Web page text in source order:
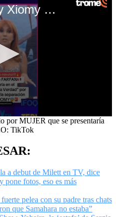
TROME - Farfán y Xiomy habrían terminado por MUJER que se presentaría en ‘El Valor de la Verdad
por MUJER que se presentaría
TikTok
a debut de Milett en TV, dice
pone fotos, eso es más
pelea con su padre tras chats
que Samahara no estaba”